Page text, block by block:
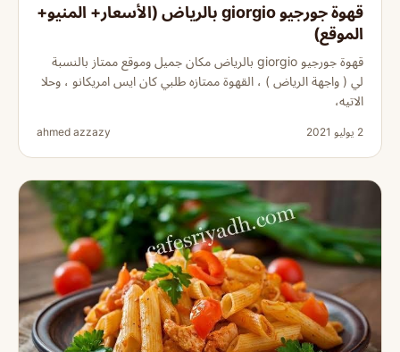
قهوة جورجيو giorgio بالرياض (الأسعار+ المنيو+
الموقع)
قهوة جورجيو giorgio بالرياض مكان جميل وموقع ممتاز بالنسبة
لي ( واجهة الرياض ) ، القهوة ممتازه طلبي كان ايس امريكانو ، وحلا
الاتيه،
2 يوليو 2021 ahmed azzazy